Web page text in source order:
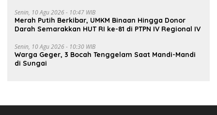
Senin, 10 Agu 2026 - 10:47 WIB
Merah Putih Berkibar, UMKM Binaan Hingga Donor
Darah Semarakkan HUT RI ke-81 di PTPN IV Regional IV
Senin, 10 Agu 2026 - 10:30 WIB
Warga Geger, 3 Bocah Tenggelam Saat Mandi-Mandi
di Sungai